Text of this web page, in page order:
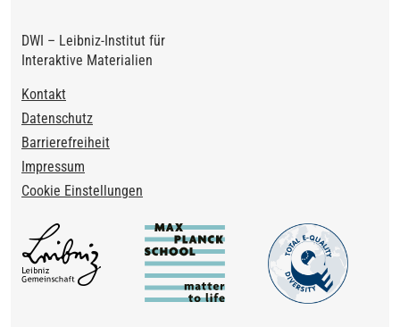
DWI – Leibniz-Institut für
Interaktive Materialien
Footer
Kontakt
Datenschutz
Barrierefreiheit
Impressum
Cookie Einstellungen